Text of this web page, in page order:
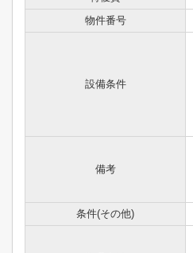
物件番号
設備条件
備考
条件(その他)